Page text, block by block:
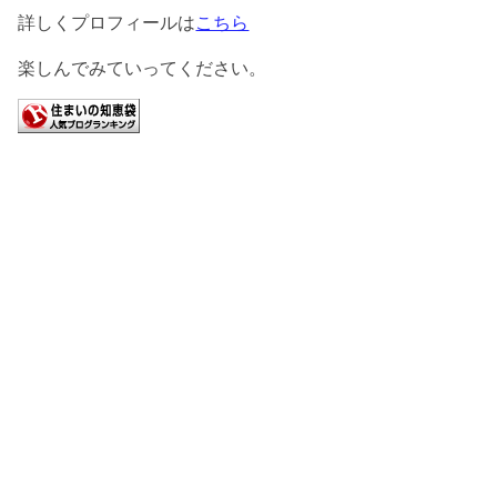
詳しくプロフィールはこちら
楽しんでみていってください。